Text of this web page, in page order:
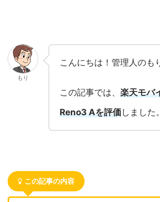
もり
こんにちは！管理人のも
この記事では、 楽天モバ
Reno3 Aを評価しました。
この記事の内容